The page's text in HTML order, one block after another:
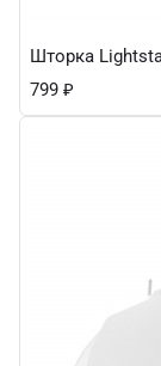
Шторка
799 ₽